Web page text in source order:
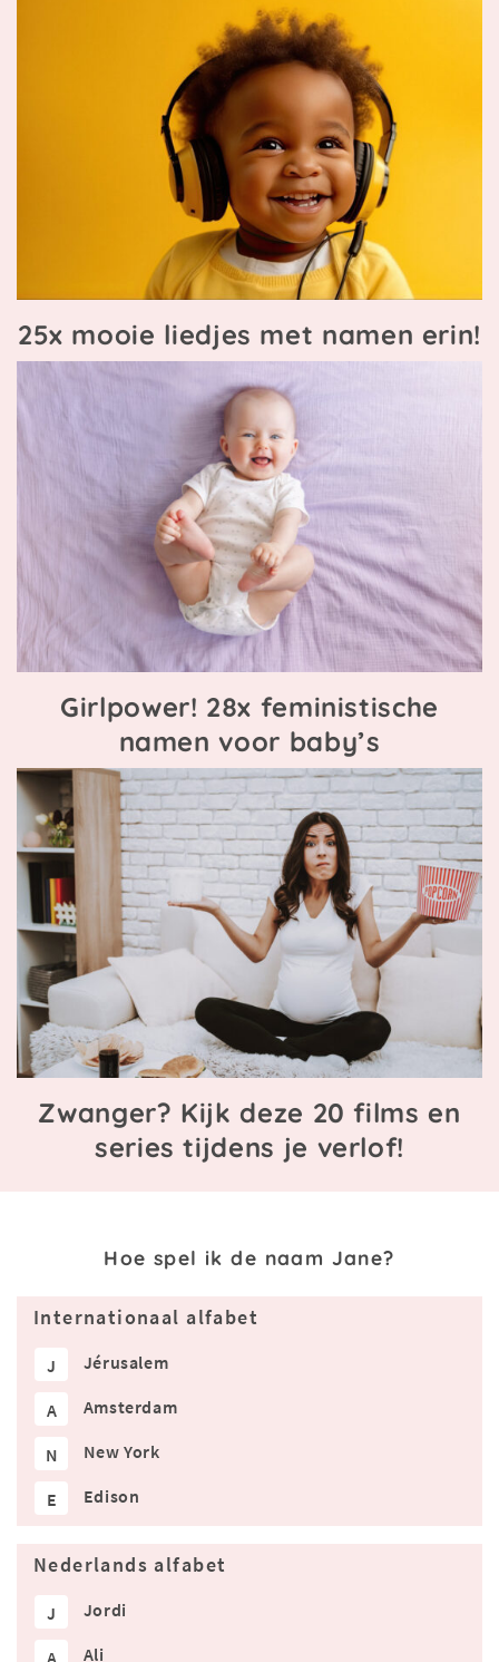
25x mooie liedjes met namen erin!
Girlpower! 28x feministische
namen voor baby’s
Zwanger? Kijk deze 20 films en
series tijdens je verlof!
Hoe spel ik de naam Jane?
Internationaal alfabet
J Jérusalem
A Amsterdam
N New York
E Edison
Nederlands alfabet
J Jordi
Ali